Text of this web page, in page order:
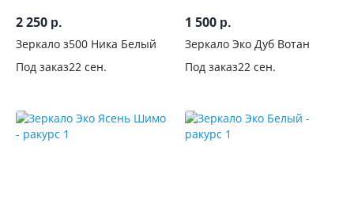
2 250 р.
Зеркало з500 Ника Белый
Под заказ22 сен.
1 500 р.
Зеркало Эко Дуб Вотан
Под заказ22 сен.